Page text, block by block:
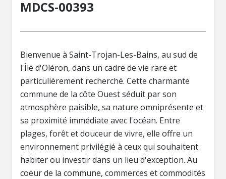
MDCS-00393
Bienvenue à Saint-Trojan-Les-Bains, au sud de
l'Île d'Oléron, dans un cadre de vie rare et
particulièrement recherché. Cette charmante
commune de la côte Ouest séduit par son
atmosphère paisible, sa nature omniprésente et
sa proximité immédiate avec l'océan. Entre
plages, forêt et douceur de vivre, elle offre un
environnement privilégié à ceux qui souhaitent
habiter ou investir dans un lieu d'exception. Au
coeur de la commune, commerces et commodités